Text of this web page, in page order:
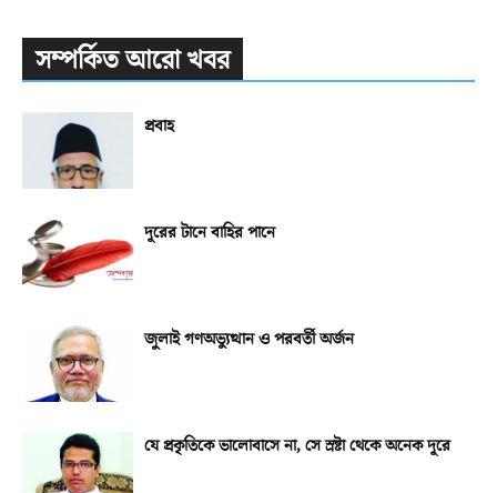
সম্পর্কিত আরো খবর
প্রবাহ
দূরের টানে বাহির পানে
জুলাই গণঅভ্যুত্থান ও পরবর্তী অর্জন
যে প্রকৃতিকে ভালোবাসে না, সে স্রষ্টা থেকে অনেক দূরে